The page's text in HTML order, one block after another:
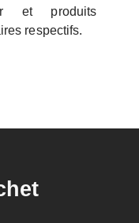
et produits
respectifs.